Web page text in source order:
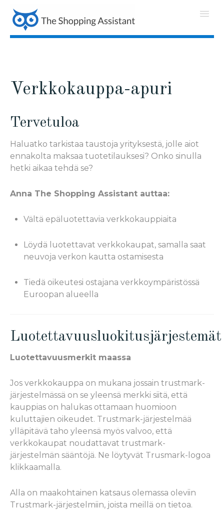
Verkkokauppa-apuri
Tervetuloa
Haluatko tarkistaa taustoja yrityksestä, jolle aiot
ennakolta maksaa tuotetilauksesi? Onko sinulla
hetki aikaa tehdä se?
Anna The Shopping Assistant auttaa:
Vältä epäluotettavia verkkokauppiaita
Löydä luotettavat verkkokaupat, samalla saat
neuvoja verkon kautta ostamisesta
Tiedä oikeutesi ostajana verkkoympäristössä
Euroopan alueella
Luotettavuusluokitusjärjestemät
Luotettavuusmerkit maassa
Jos verkkokauppa on mukana jossain trustmark-
järjestelmässä on se yleensä merkki siitä, että
kauppias on halukas ottamaan huomioon
kuluttajien oikeudet. Trustmark-järjestelmää
ylläpitävä taho yleensä myös valvoo, että
verkkokaupat noudattavat trustmark-
järjestelmän sääntöjä. Ne löytyvät Trusmark-logoa
klikkaamalla.
Alla on maakohtainen katsaus olemassa oleviin
Trustmark-järjestelmiin, joista meillä on tietoa.